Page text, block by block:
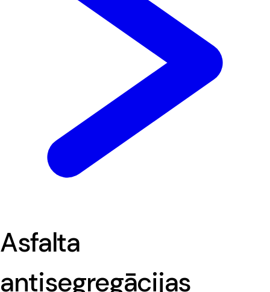
Asfalta
antisegregācijas